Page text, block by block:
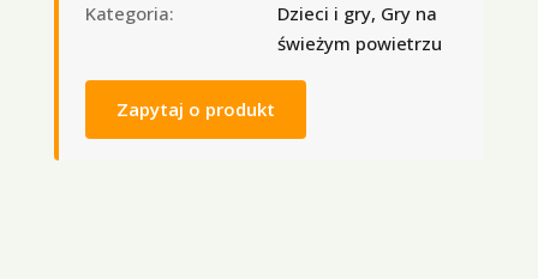
Kategoria:
Dzieci i gry, Gry na
świeżym powietrzu
Zapytaj o produkt